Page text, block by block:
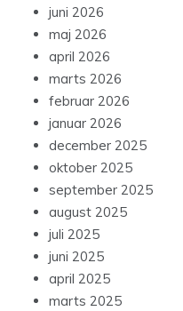
juni 2026
maj 2026
april 2026
marts 2026
februar 2026
januar 2026
december 2025
oktober 2025
september 2025
august 2025
juli 2025
juni 2025
april 2025
marts 2025